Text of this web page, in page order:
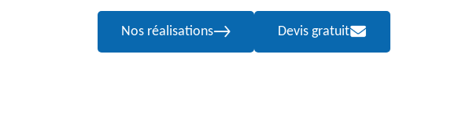
Nos réalisations Devis gratuit